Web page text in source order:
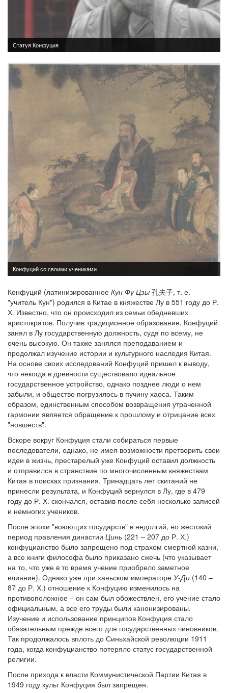
Конфуций (латинизированное Кун Фу Цзы 孔夫子, т. е.
"учитель Кун") родился в Китае в княжестве Лу в 551 году до Р.
Х. Известно, что он происходил из семьи обедневших
аристократов. Получив традиционное образование, Конфуций
занял в Лу государственную должность, судя по всему, не
очень высокую. Он также занялся преподаванием и
продолжал изучение истории и культурного наследия Китая.
На основе своих исследований Конфуций пришел к выводу,
что некогда в древности существовало идеальное
государственное устройство, однако позднее люди о нем
забыли, и общество погрузилось в пучину хаоса. Таким
образом, единственным способом возвращения утраченной
гармонии является обращение к прошлому и отрицание всех
"новшеств".
Вскоре вокруг Конфуция стали собираться первые
последователи, однако, не имея возможности претворить свои
идеи в жизнь, престарелый уже Конфуций оставил должность
и отправился в странствие по многочисленным княжествам
Китая в поисках признания. Тринадцать лет скитаний не
принесли результата, и Конфуций вернулся в Лу, где в 479
году до Р. Х. скончался, оставив после себя несколько записей
и немногих учеников.
После эпохи "воюющих государств" в недолгий, но жестокий
период правления династии Цинь (221 – 207 до Р. Х.)
конфуцианство было запрещено под страхом смертной казни,
а все книги философа было приказано сжечь (что указывает
на то, что уже в то время учение приобрело заметное
влияние). Однако уже при ханьском императоре У-Ди (140 –
87 до Р. Х.) отношение к Конфуцию изменилось на
противоположное – он сам был обожествлен, его учение стало
официальным, а все его труды были канонизированы.
Изучение и использование принципов Конфуция стало
обязательным прежде всего для государственных чиновников.
Так продолжалось вплоть до Синьхайской революции 1911
года, когда конфуцианство потеряло статус государственной
религии.
После прихода к власти Коммунистической Партии Китая в
1949 году культ Конфуция был запрещен.